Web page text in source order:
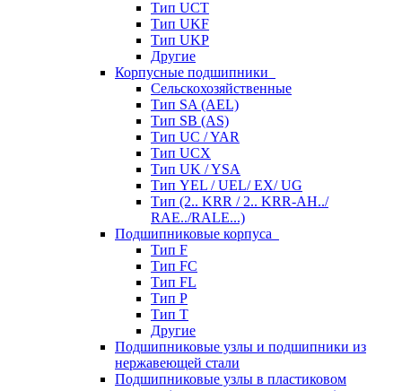
Тип UCT
Тип UKF
Тип UKP
Другие
Корпусные подшипники
Сельскохозяйственные
Тип SA (AEL)
Тип SB (AS)
Тип UC / YAR
Тип UCX
Тип UK / YSA
Тип YEL / UEL/ EX/ UG
Тип (2.. KRR / 2.. KRR-AH../
RAE../RALE...)
Подшипниковые корпуса
Тип F
Тип FC
Тип FL
Тип P
Тип T
Другие
Подшипниковые узлы и подшипники из
нержавеющей стали
Подшипниковые узлы в пластиковом